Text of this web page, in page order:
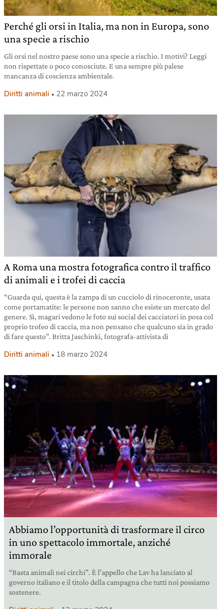
Perché gli orsi in Italia, ma non in Europa, sono
una specie a rischio
Gli orsi nel nostro paese sono una specie a rischio. I motivi? Leggi
non rispettate o poco conosciute. E una sempre più palese
mancanza di coscienza ambientale.
Diritti animali 22 marzo 2024
A Roma una mostra fotografica contro il traffico
di animali e i trofei di caccia
“Guarda qui, questa è la zampa di un cucciolo di rinoceronte, usata
come portamatite: le persone non sanno che esiste un mercato del
genere. Sì, magari vedono le foto sui social dei cacciatori in posa col
proprio trofeo di caccia, ma non pensano che qualcuno sia in grado
di fare questo”. Britta Jaschinki, fotografa-attivista di
Diritti animali 18 marzo 2024
Abbiamo l’opportunità di trasformare il circo
in uno spettacolo immortale, anziché
immorale
“Basta animali nei circhi”. È l’appello che Lav ha lanciato al
governo italiano e il titolo della campagna che tutti noi possiamo
sostenere.